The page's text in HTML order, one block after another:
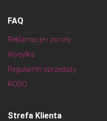
FAQ
Reklamacje i zwroty
Wysyłka
Regulamin sprzedaży
RODO
Strefa Klienta